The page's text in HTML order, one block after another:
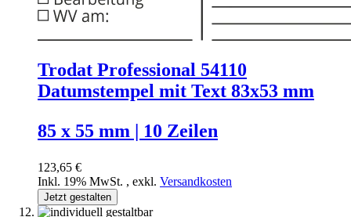
Trodat Professional 54110
Datumstempel mit Text 83x53 mm
85 x 55 mm | 10 Zeilen
123,65 €
Inkl. 19% MwSt. , exkl. Versandkosten
Jetzt gestalten